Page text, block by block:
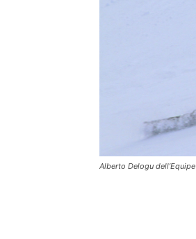
Alberto Delogu